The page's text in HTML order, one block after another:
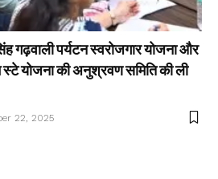
गढ़वाली पर्यटन स्वरोजगार योजना और
स्टे योजना की अनुश्रवण समिति की ली
22, 2025